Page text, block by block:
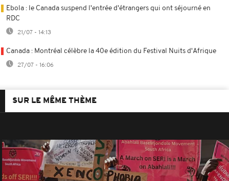
Ebola : le Canada suspend l'entrée d'étrangers qui ont séjourné en
RDC
21/07 - 14:13
Canada : Montréal célèbre la 40e édition du Festival Nuits d'Afrique
27/07 - 16:06
SUR LE MÊME THÈME